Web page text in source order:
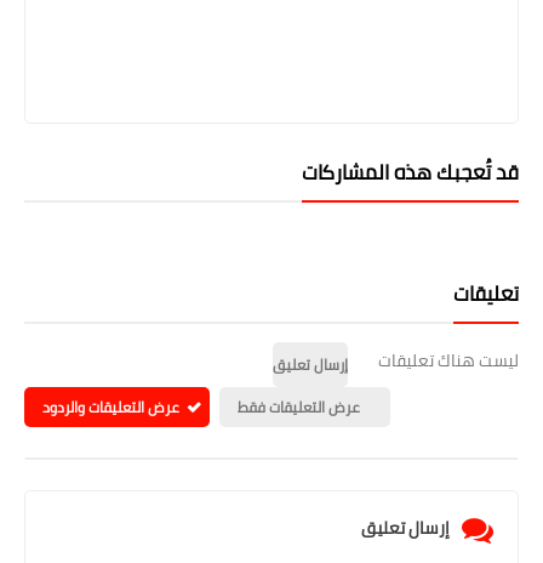
قد تُعجبك هذه المشاركات
تعليقات
ليست هناك تعليقات
إرسال تعليق
عرض التعليقات فقط
عرض التعليقات والردود
إرسال تعليق